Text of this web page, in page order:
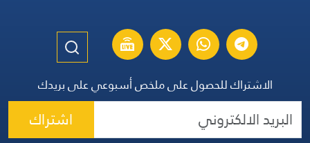
الاشتراك للحصول على ملخص أسبوعي على بريدك
اشتراك